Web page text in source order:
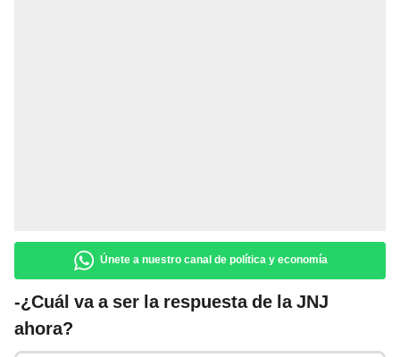
Únete a nuestro canal de política y economía
-¿Cuál va a ser la respuesta de la JNJ
ahora?